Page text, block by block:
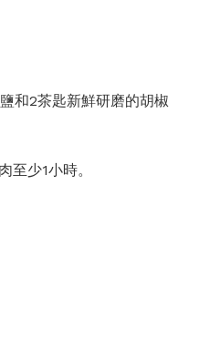
和2茶匙新鮮研磨的胡椒
少1小時。